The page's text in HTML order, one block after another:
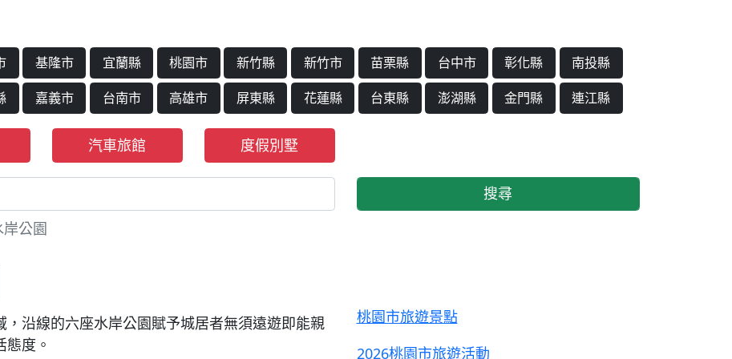
基隆市 宜蘭縣 桃園市 新竹縣 新竹市 苗栗縣 台中市 彰化縣
南投縣
嘉義市 台南市 高雄市 屏東縣 花蓮縣 台東縣 澎湖縣 金門縣 連江縣
汽車旅館 度假別墅
搜尋
公園
沿線的六座水岸公園賦予城居者無須遠遊即能親
度。
桃園市旅遊景點
2026桃園市旅遊活動